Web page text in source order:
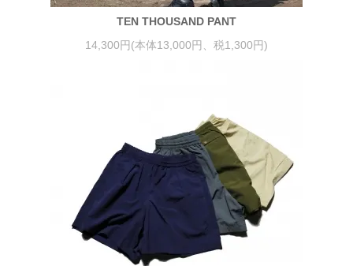
TEN THOUSAND PANT
14,300円(本体13,000円、税1,300円)